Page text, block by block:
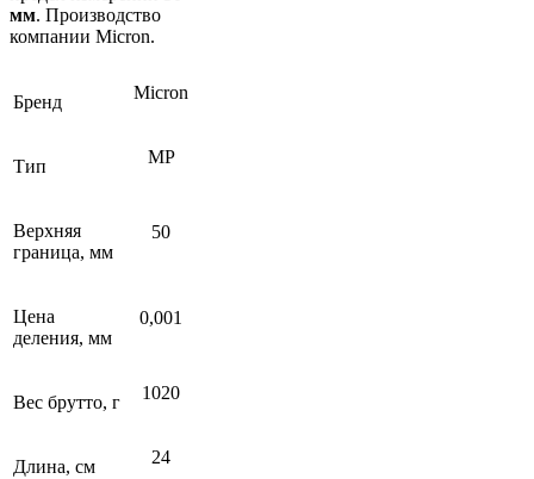
мм. Производство
компании Micron.
Бренд Micron
Тип МР
Верхняя
граница, мм
50
Цена
деления, мм
0,001
Вес брутто, г 1020
Длина, см 24